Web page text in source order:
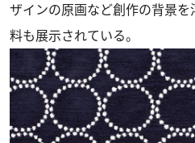
ザインの原画など創作の背景
料も展示されている。